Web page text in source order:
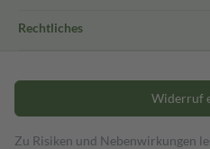
Rechtliches
Widerruf
Zu Risiken und Nebenwirkungen